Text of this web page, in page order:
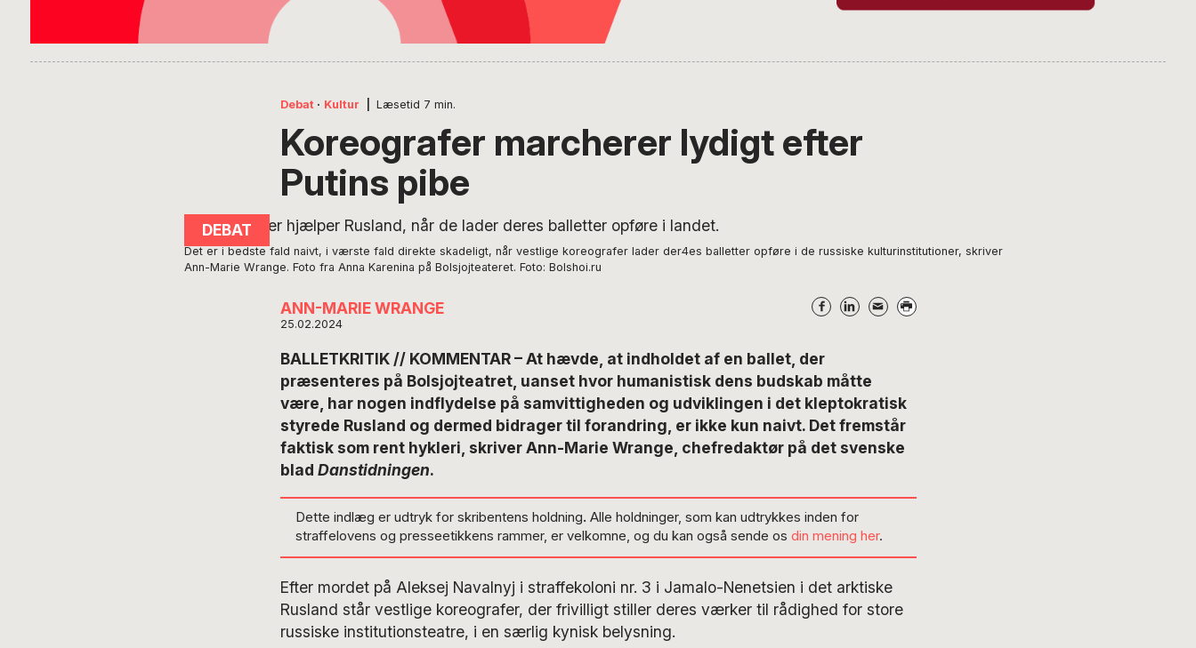
Debat · Kultur Læsetid 7 min.
Koreografer marcherer lydigt efter
Putins pibe
Det er i bedste fald naivt, i værste fald direkte skadeligt, når vestlige koreografer lader der4es balletter opføre i de russiske kulturinstitutioner, skriver
Ann-Marie Wrange. Foto fra Anna Karenina på Bolsjojteateret. Foto: Bolshoi.ru
ANN-MARIE WRANGE
25.02.2024
BALLETKRITIK // KOMMENTAR – At hævde, at indholdet af en ballet, der
præsenteres på Bolsjojteatret, uanset hvor humanistisk dens budskab måtte
være, har nogen indflydelse på samvittigheden og udviklingen i det kleptokratisk
styrede Rusland og dermed bidrager til forandring, er ikke kun naivt. Det fremstår
faktisk som rent hykleri, skriver Ann-Marie Wrange, chefredaktør på det svenske
blad Danstidningen.
Dette indlæg er udtryk for skribentens holdning. Alle holdninger, som kan udtrykkes inden for
straffelovens og presseetikkens rammer, er velkomne, og du kan også sende osdin mening her.
Efter mordet på Aleksej Navalnyj i straffekoloni nr. 3 i Jamalo-Nenetsien i det arktiske
Rusland står vestlige koreografer, der frivilligt stiller deres værker til rådighed for store
russiske institutionsteatre, i en særlig kynisk belysning.